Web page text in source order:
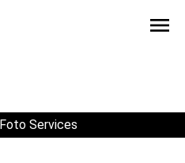
menu
Services